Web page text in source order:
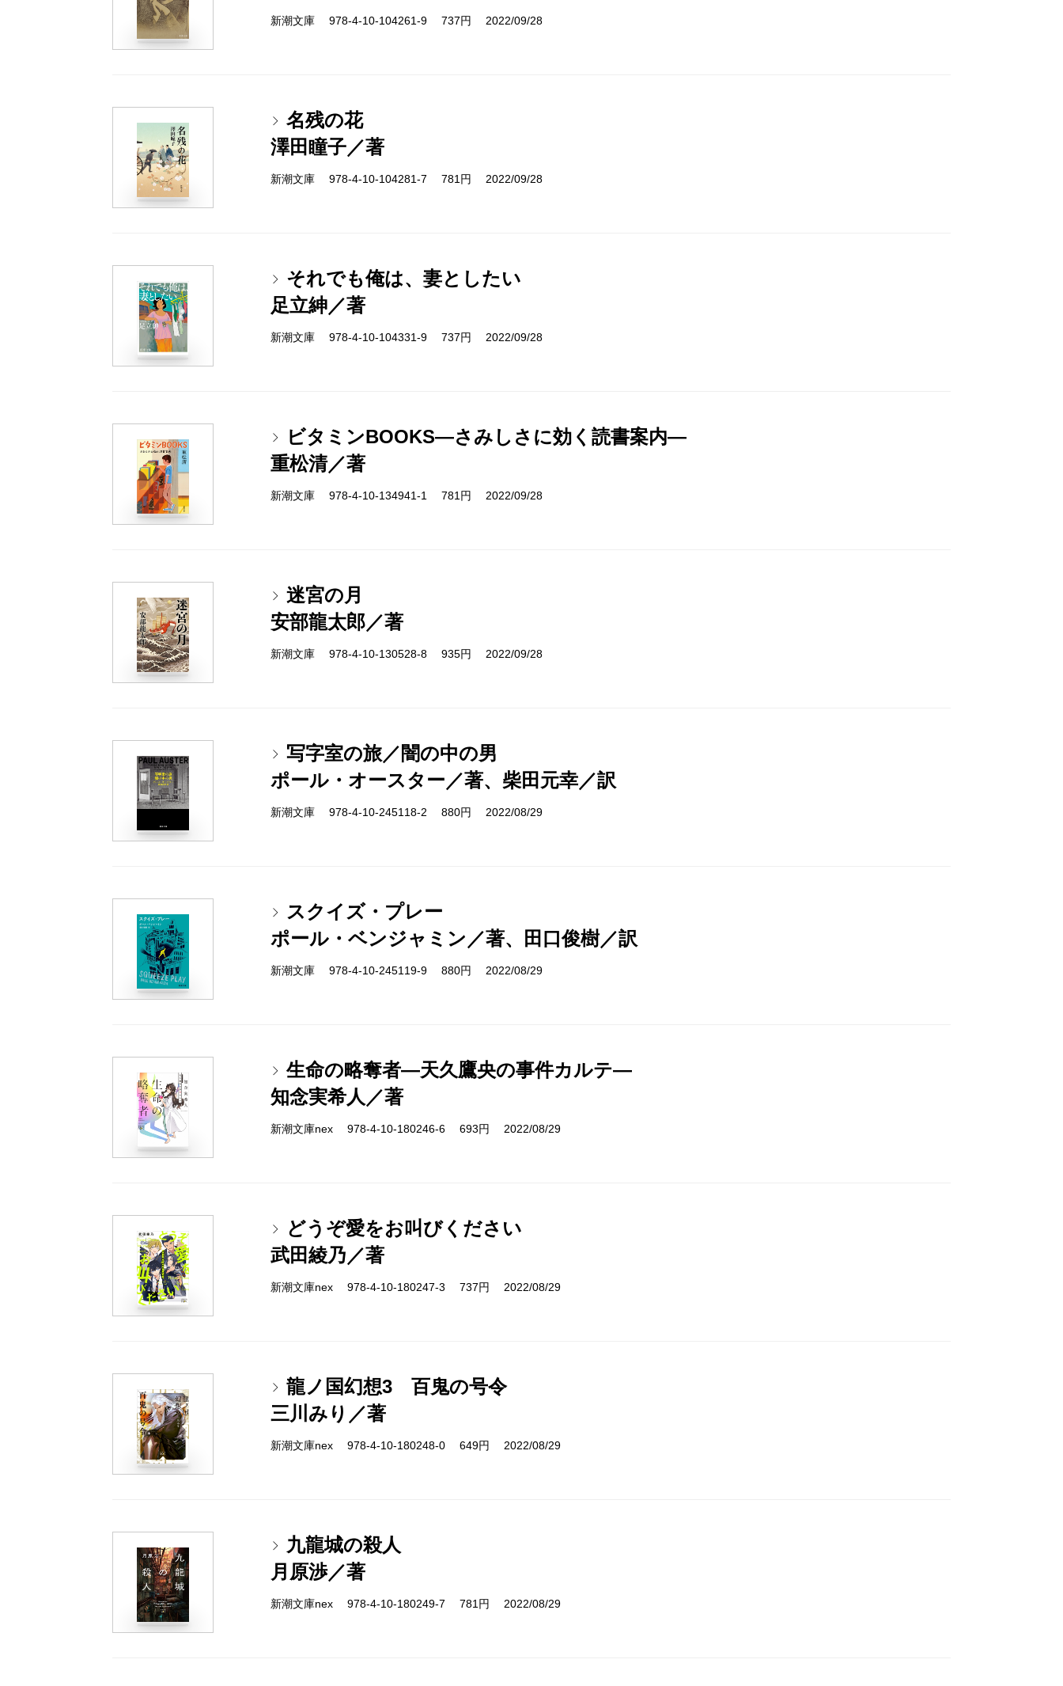
新潮文庫 978-4-10-104261-9 737円 2022/09/28
名残の花
澤田瞳子／著
新潮文庫 978-4-10-104281-7 781円 2022/09/28
それでも俺は、妻としたい
足立紳／著
新潮文庫 978-4-10-104331-9 737円 2022/09/28
ビタミンBOOKS―さみしさに効く読書案内―
重松清／著
新潮文庫 978-4-10-134941-1 781円 2022/09/28
迷宮の月
安部龍太郎／著
新潮文庫 978-4-10-130528-8 935円 2022/09/28
写字室の旅／闇の中の男
ポール・オースター／著、柴田元幸／訳
新潮文庫 978-4-10-245118-2 880円 2022/08/29
スクイズ・プレー
ポール・ベンジャミン／著、田口俊樹／訳
新潮文庫 978-4-10-245119-9 880円 2022/08/29
生命の略奪者―天久鷹央の事件カルテ―
知念実希人／著
新潮文庫nex 978-4-10-180246-6 693円 2022/08/29
どうぞ愛をお叫びください
武田綾乃／著
新潮文庫nex 978-4-10-180247-3 737円 2022/08/29
龍ノ国幻想3 百鬼の号令
三川みり／著
新潮文庫nex 978-4-10-180248-0 649円 2022/08/29
九龍城の殺人
月原渉／著
新潮文庫nex 978-4-10-180249-7 781円 2022/08/29